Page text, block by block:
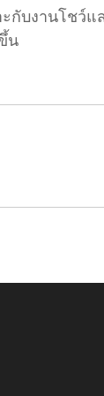
บงานโชว์แ
น